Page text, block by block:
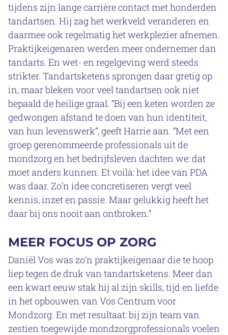
tijdens zijn lange carrière contact met honderden
tandartsen. Hij zag het werkveld veranderen en
daarmee ook regelmatig het werkplezier afnemen.
Praktijkeigenaren werden meer ondernemer dan
tandarts. En wet- en regelgeving werd steeds
strikter. Tandartsketens sprongen daar gretig op
in, maar bleken voor veel tandartsen ook niet
bepaald de heilige graal. “Bij een keten worden ze
gedwongen afstand te doen van hun identiteit,
van hun levenswerk”, geeft Harrie aan. “Met een
groep gerenommeerde professionals uit de
mondzorg en het bedrijfsleven dachten we: dat
moet anders kunnen. Et voilà: het idee van PDA
was daar. Zo’n idee concretiseren vergt veel
kennis, inzet en passie. Maar gelukkig heeft het
daar bij ons nooit aan ontbroken.”
MEER FOCUS OP ZORG
Daniël Vos was zo’n praktijkeigenaar die te hoop
liep tegen de druk van tandartsketens. Meer dan
een kwart eeuw stak hij al zijn skills, tijd en liefde
in het opbouwen van Vos Centrum voor
Mondzorg. En met resultaat: bij zijn team van
zestien toegewijde mondzorgprofessionals voelen